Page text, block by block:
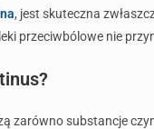
, jest skuteczna
przeciwbólowe nie
zarówno substancje